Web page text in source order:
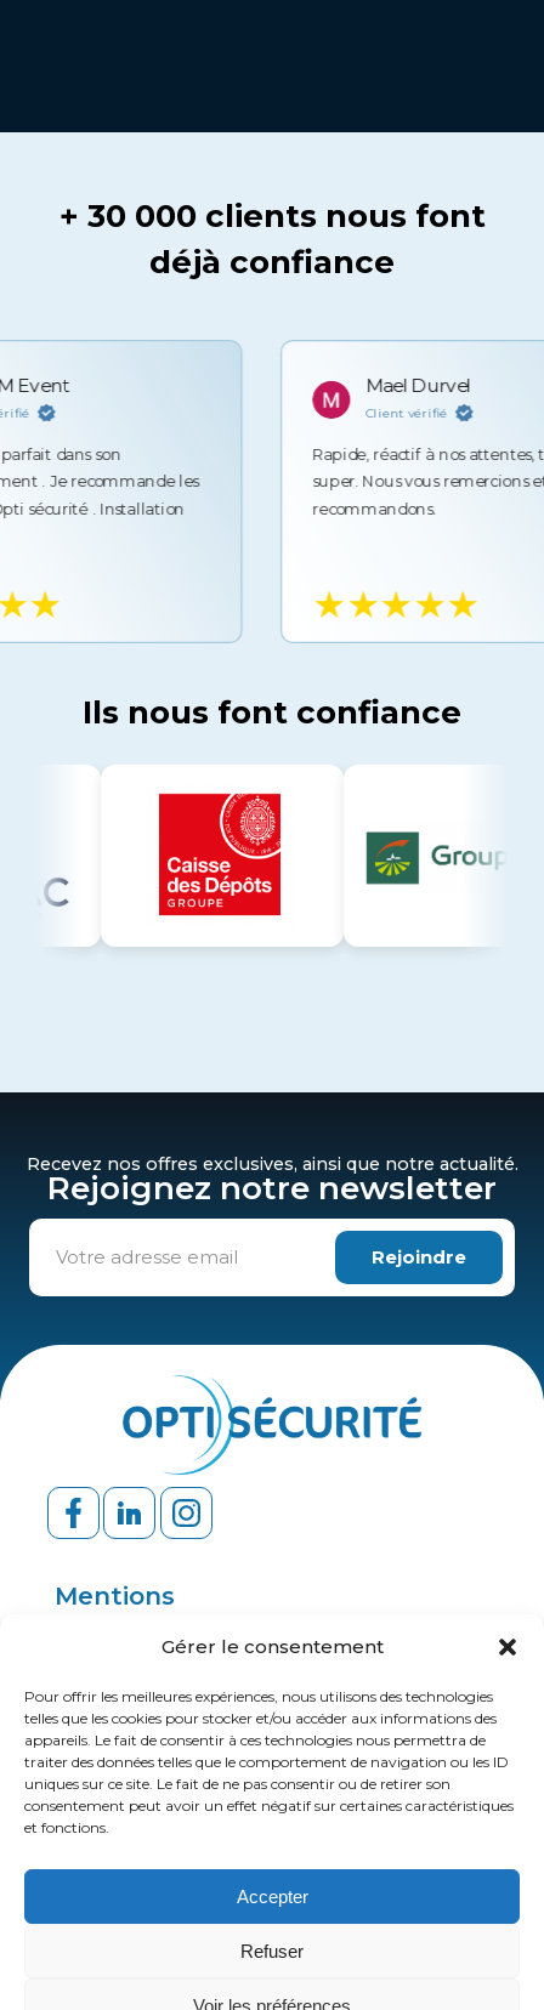
Gérer le consentement
Pour offrir les meilleures expériences, nous utilisons des technologies
telles que les cookies pour stocker et/ou accéder aux informations des
appareils. Le fait de consentir à ces technologies nous permettra de
traiter des données telles que le comportement de navigation ou les ID
uniques sur ce site. Le fait de ne pas consentir ou de retirer son
consentement peut avoir un effet négatif sur certaines caractéristiques
et fonctions.
Accepter
Refuser
Voir les préférences
+ 30 000 clients nous font
déjà confiance
dans son
recommande les
. Installation
Mael Durvel
Client vérifié
Rapide, réactif à nos attentes,
super. Nous vous remercions et vous
recommandons.
★★★★★
Ils nous font confiance
Recevez nos offres exclusives, ainsi que notre actualité.
Rejoignez notre newsletter
Mentions
Politique de confidentialité
Ressources
Application mobile
Portail client